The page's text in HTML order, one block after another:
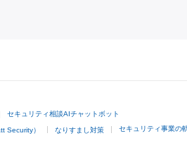
セキュリティ相談AIチャットボット
Security） なりすまし対策 セキュリティ事業の